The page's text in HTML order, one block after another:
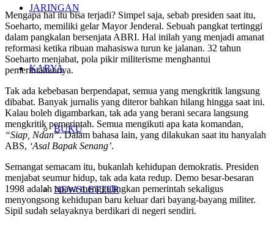
JARINGAN
KARYA
BUKU
NEWSLETTER
Mengapa hal itu bisa terjadi? Simpel saja, sebab presiden saat itu,
Soeharto, memiliki gelar Mayor Jenderal. Sebuah pangkat tertinggi
dalam pangkalan bersenjata ABRI. Hal inilah yang menjadi amanat
reformasi ketika ribuan mahasiswa turun ke jalanan. 32 tahun
Soeharto menjabat, pola pikir militerisme menghantui
pemerintahannya.
Tak ada kebebasan berpendapat, semua yang mengkritik langsung
dibabat. Banyak jurnalis yang diteror bahkan hilang hingga saat ini.
Kalau boleh digambarkan, tak ada yang berani secara langsung
mengkritik pemerintah. Semua mengikuti apa kata komandan,
“Siap, Ndan”. Dalam bahasa lain, yang dilakukan saat itu hanyalah
ABS, ‘Asal Bapak Senang’.
Semangat semacam itu, bukanlah kehidupan demokratis. Presiden
menjabat seumur hidup, tak ada kata redup. Demo besar-besaran
1998 adalah upaya menggulingkan pemerintah sekaligus
menyongsong kehidupan baru keluar dari bayang-bayang militer.
Sipil sudah selayaknya berdikari di negeri sendiri.